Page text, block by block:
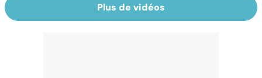
Plus de vidéos